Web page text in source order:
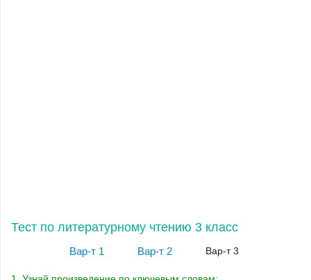
Тест по литературному чтению 3 класс
Вар-т 1 Вар-т 2 Вар-т 3